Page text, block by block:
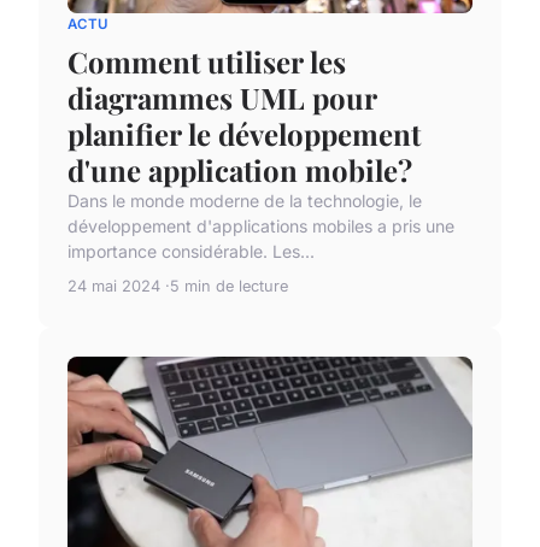
ACTU
Comment utiliser les
diagrammes UML pour
planifier le développement
d'une application mobile?
Dans le monde moderne de la technologie, le
développement d'applications mobiles a pris une
importance considérable. Les...
24 mai 2024 5 min de lecture